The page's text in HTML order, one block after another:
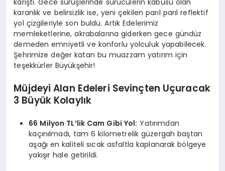
karıştı. Gece sürüşlerinde sürücülerin kabusu olan
karanlık ve belirsizlik ise, yeni çekilen parıl parıl reflektif
yol çizgileriyle son buldu. Artık Edelerimiz
memleketlerine, akrabalarına giderken gece gündüz
demeden emniyetli ve konforlu yolculuk yapabilecek.
Şehrimize değer katan bu muazzam yatırım için
teşekkürler Büyükşehir!
Müjdeyi Alan Edeleri Sevinçten Uçuracak
3 Büyük Kolaylık
66 Milyon TL’lik Cam Gibi Yol: Yatırımdan
kaçınılmadı, tam 6 kilometrelik güzergah baştan
aşağı en kaliteli sıcak asfaltla kaplanarak bölgeye
yakışır hale getirildi.